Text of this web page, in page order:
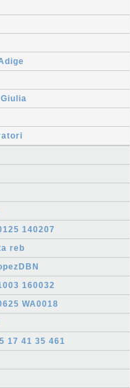
140207
reb
160032
WA0018
17 41 35 461